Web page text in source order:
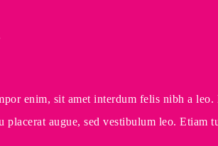
enim, sit amet interdum felis nibh a
augue, sed vestibulum leo.